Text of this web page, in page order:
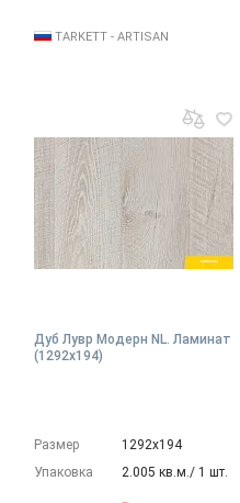
TARKETT - ARTISAN
Дуб Лувр Модерн NL. Ламинат
(1292х194)
Размер
1292х194
Упаковка
2.005 кв.м./ 1 шт.